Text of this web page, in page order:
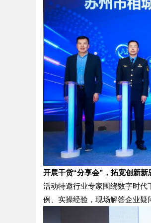
开展干货“分享会”，拓宽创新新
活动特邀行业专家围绕数字时
例、实操经验，现场解答企业疑